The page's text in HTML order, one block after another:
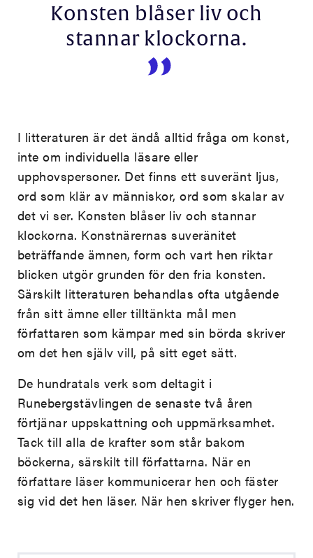
Konsten blåser liv och
stannar klockorna.
I litteraturen är det ändå alltid fråga om konst,
inte om individuella läsare eller
upphovspersoner. Det finns ett suveränt ljus,
ord som klär av människor, ord som skalar av
det vi ser. Konsten blåser liv och stannar
klockorna. Konstnärernas suveränitet
beträffande ämnen, form och vart hen riktar
blicken utgör grunden för den fria konsten.
Särskilt litteraturen behandlas ofta utgående
från sitt ämne eller tilltänkta mål men
författaren som kämpar med sin börda skriver
om det hen själv vill, på sitt eget sätt.
De hundratals verk som deltagit i
Runebergstävlingen de senaste två åren
förtjänar uppskattning och uppmärksamhet.
Tack till alla de krafter som står bakom
böckerna, särskilt till författarna. När en
författare läser kommunicerar hen och fäster
sig vid det hen läser. När hen skriver flyger hen.